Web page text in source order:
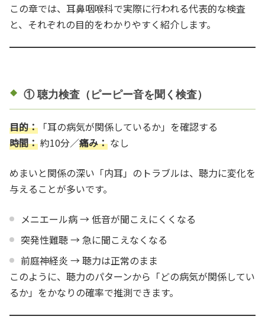
この章では、耳鼻咽喉科で実際に行われる代表的な検査
と、それぞれの目的をわかりやすく紹介します。
① 聴力検査（ピーピー音を聞く検査）
目的： 「耳の病気が関係しているか」を確認する
時間：約10分／痛み： なし
めまいと関係の深い「内耳」のトラブルは、聴力に変化を
与えることが多いです。
メニエール病 → 低音が聞こえにくくなる
突発性難聴 → 急に聞こえなくなる
前庭神経炎 → 聴力は正常のまま
このように、聴力のパターンから「どの病気が関係してい
るか」をかなりの確率で推測できます。